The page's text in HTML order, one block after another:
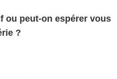
ou peut-on espérer vous
?